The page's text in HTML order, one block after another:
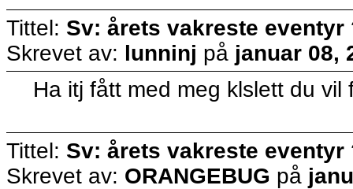
Tittel: Sv: årets vakreste eventyr
Skrevet av: lunninj på januar 08,
Ha itj fått med meg klslett du vil
Tittel: Sv: årets vakreste eventyr
Skrevet av: ORANGEBUG på